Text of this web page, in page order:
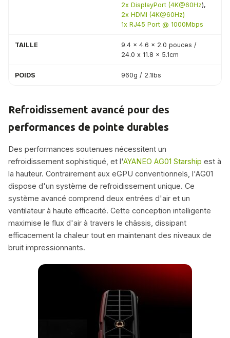
2x DisplayPort (4K@60Hz),
2x HDMI (4K@60Hz)
1x RJ45 Port @ 1000Mbps
TAILLE
9.4 x 4.6 x 2.0 pouces /
24.0 x 11.8 x 5.1cm
POIDS 960g / 2.1lbs
Refroidissement avancé pour des
performances de pointe durables
Des performances soutenues nécessitent un
refroidissement sophistiqué, et l'AYANEO AG01 Starship est à
la hauteur. Contrairement aux eGPU conventionnels, l'AG01
dispose d'un système de refroidissement unique. Ce
système avancé comprend deux entrées d'air et un
ventilateur à haute efficacité. Cette conception intelligente
maximise le flux d'air à travers le châssis, dissipant
efficacement la chaleur tout en maintenant des niveaux de
bruit impressionnants.